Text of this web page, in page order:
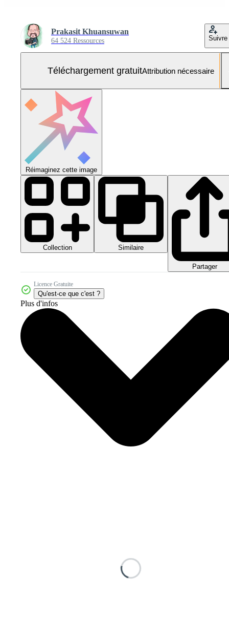
Prakasit Khuansuwan
64 524 Ressources Suivre
Téléchargement gratuitAttribution nécessaire
Réimaginez cette image
Collection Similaire
Partager
Licence Gratuite
Qu'est-ce que c'est ?
Plus d'infos